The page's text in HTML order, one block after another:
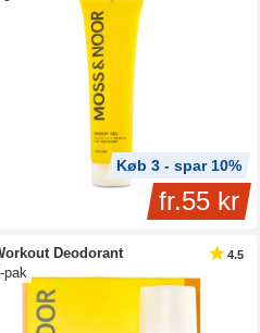
Køb 3 - spar 10%
fr.55 kr
Deodorant
pak
4.5